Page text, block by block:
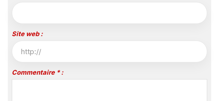
Site web :
Commentaire * :